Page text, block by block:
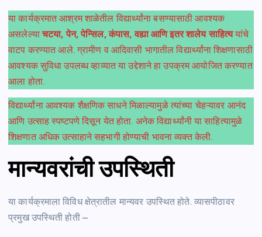
या कार्यक्रमात आश्रम शाळेतील विद्यार्थ्यांना बसण्यासाठी आवश्यक
असलेल्याचटया, पेन, पेन्सिल, कंपास, वह्या आणि इतर शालेय साहित्ययांचे
वाटप करण्यात आले. ग्रामीण व आदिवासी भागातील विद्यार्थ्यांना शिक्षणासाठी
आवश्यक सुविधा उपलब्ध व्हाव्यात या उद्देशाने हा उपक्रम आयोजित करण्यात
आला होता.
विद्यार्थ्यांना आवश्यक शैक्षणिक साधने मिळाल्यामुळे त्यांच्या चेहऱ्यावर आनंद
आणि उत्साह स्पष्टपणे दिसून येत होता. अनेक विद्यार्थ्यांनी या साहित्यामुळे
शिक्षणात अधिक उत्साहाने सहभागी होण्याची भावना व्यक्त केली.
मान्यवरांची उपस्थिती
या कार्यक्रमाला विविध क्षेत्रातील मान्यवर उपस्थित होते. व्यासपीठावर
प्रमुख उपस्थिती होती –